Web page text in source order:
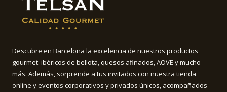
Descubre en Barcelona la excelencia de nuestros productos
gourmet: ibéricos de bellota, quesos afinados, AOVE y mucho
más. Además, sorprende a tus invitados con nuestra tienda
online y eventos corporativos y privados únicos, acompañados